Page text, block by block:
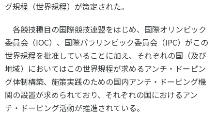
個人情報保護方針
ソーシャルメディア運営方針
© 2020
社会づくり
自治体との連携
各教育機関との連携
スポーツ振興団体との連携
【動画】スポーツでアクティブなまちづくり
グ規程（世界規程）が策定された。
各競技種目の国際競技連盟をはじめ、国際オリンピック
委員会（IOC）、国際パラリンピック委員会（IPC）がこの
世界規程を批准していることに加え、それぞれの国（及び
地域）においてはこの世界規程が求めるアンチ・ドーピン
グ体制構築、施策実践のための国内アンチ・ドーピング機
関の設置が求められており、それぞれの国におけるアン
チ・ドーピング活動が推進されている。